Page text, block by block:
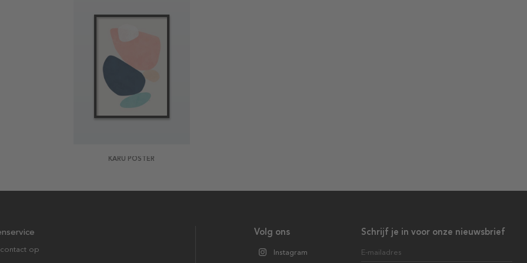
KARU POSTER
Schrijf je in voor onze nieuwsbrief
E-mailadres
Volg ons
Instagram
op